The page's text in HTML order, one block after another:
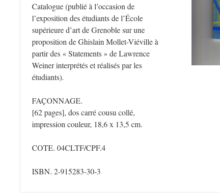
Catalogue (publié à l’occasion de
l’exposition des étudiants de l’École
supérieure d’art de Grenoble sur une
proposition de Ghislain Mollet-Viéville à
partir des « Statements » de Lawrence
Weiner interprétés et réalisés par les
étudiants).
FAÇONNAGE.
[62 pages], dos carré cousu collé,
impression couleur, 18,6 x 13,5 cm.
COTE. 04CLTF/CPF.4
ISBN. 2-915283-30-3